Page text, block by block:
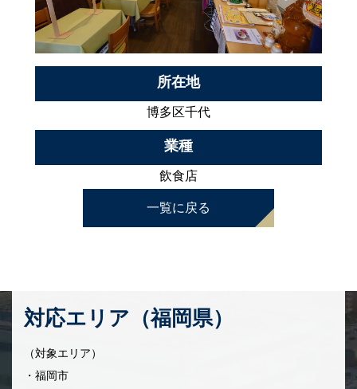
所在地
博多区千代
業種
飲食店
一覧に戻る
対応エリア（福岡県）
（対象エリア）
・福岡市